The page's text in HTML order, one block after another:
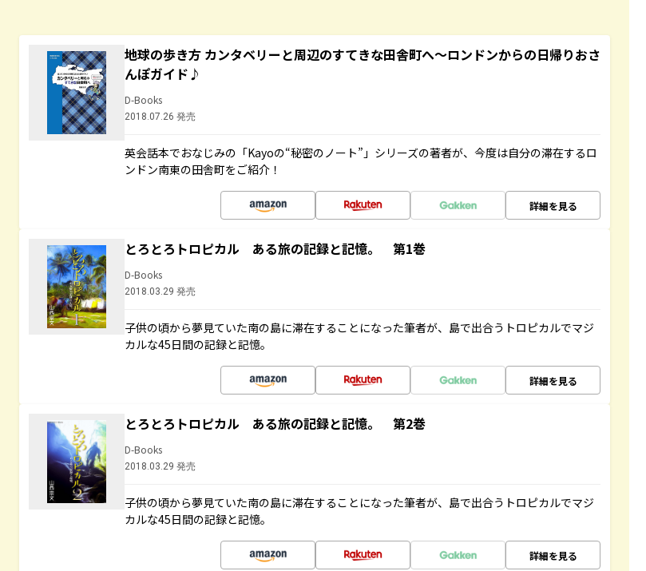
地球の歩き方 カンタベリーと周辺のすてきな田舎町へ～ロンドンからの日帰りおさ
んぽガイド♪
D-Books
2018.07.26 発売
英会話本でおなじみの「Kayoの“秘密のノート”」シリーズの著者が、今度は自分の滞在するロ
ンドン南東の田舎町をご紹介！
詳細を見る
とろとろトロピカル ある旅の記録と記憶。 第1巻
D-Books
2018.03.29 発売
子供の頃から夢見ていた南の島に滞在することになった筆者が、島で出合うトロピカルでマジ
カルな45日間の記録と記憶。
詳細を見る
とろとろトロピカル ある旅の記録と記憶。 第2巻
D-Books
2018.03.29 発売
子供の頃から夢見ていた南の島に滞在することになった筆者が、島で出合うトロピカルでマジ
カルな45日間の記録と記憶。
詳細を見る